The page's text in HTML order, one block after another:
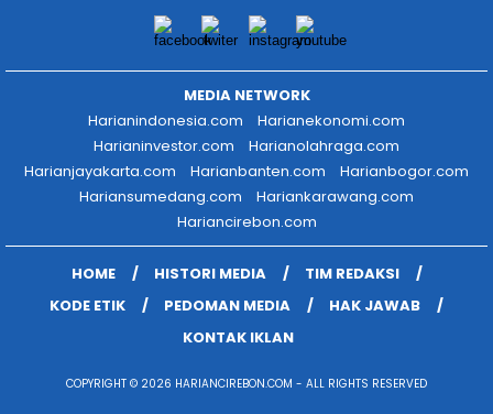
MEDIA NETWORK
Harianindonesia.com
Harianekonomi.com
Harianinvestor.com
Harianolahraga.com
Harianjayakarta.com
Harianbanten.com
Harianbogor.com
Hariansumedang.com
Hariankarawang.com
Hariancirebon.com
HOME HISTORI MEDIA
TIM REDAKSI
KODE ETIK
PEDOMAN MEDIA
HAK JAWAB
KONTAK IKLAN
COPYRIGHT © 2026 HARIANCIREBON.COM - ALL RIGHTS RESERVED